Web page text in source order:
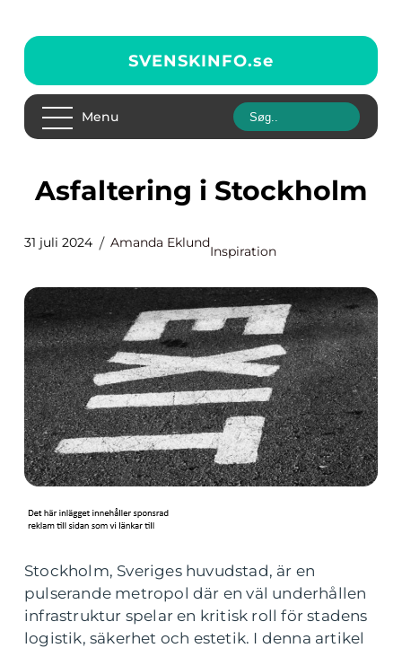
SVENSKINFO.se
Menu
Asfaltering i Stockholm
31 juli 2024 Amanda Eklund
Inspiration
Stockholm, Sveriges huvudstad, är en
pulserande metropol där en väl underhållen
infrastruktur spelar en kritisk roll för stadens
logistik, säkerhet och estetik. I denna artikel